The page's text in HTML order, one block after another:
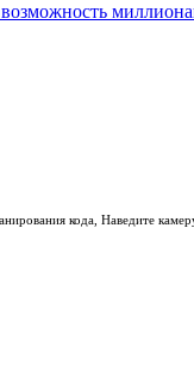
кода, Наведите